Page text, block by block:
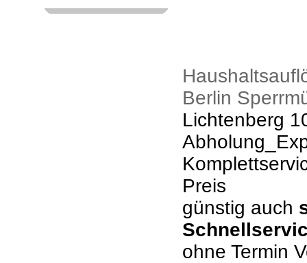
Berlin
Lichtenberg
Preis
günstig auch
ohne Termin